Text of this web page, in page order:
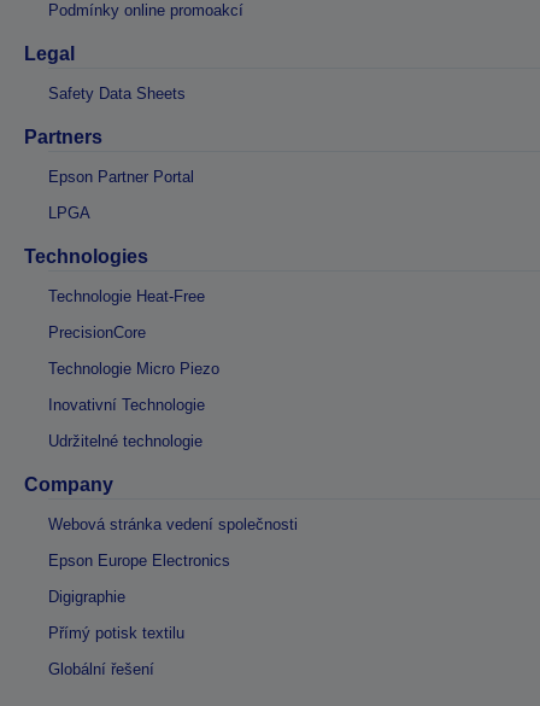
Podmínky online promoakcí
Legal
Safety Data Sheets
Partners
Epson Partner Portal
LPGA
Technologies
Technologie Heat-Free
PrecisionCore
Technologie Micro Piezo
Inovativní Technologie
Udržitelné technologie
Company
Webová stránka vedení společnosti
Epson Europe Electronics
Digigraphie
Přímý potisk textilu
Globální řešení